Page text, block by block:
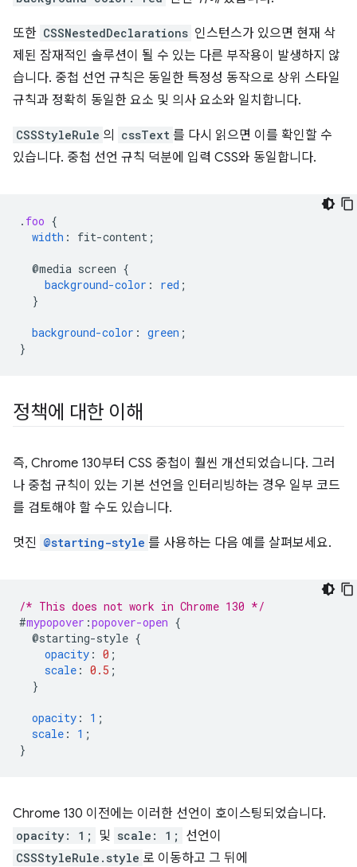
또한 CSSNestedDeclarations 인스턴스가 있으면 현재 삭
제된 잠재적인 솔루션이 될 수 있는 다른 부작용이 발생하지 않
습니다. 중첩 선언 규칙은 동일한 특정성 동작으로 상위 스타일
규칙과 정확히 동일한 요소 및 의사 요소와 일치합니다.
CSSStyleRule 의 cssText 를 다시 읽으면 이를 확인할 수
있습니다. 중첩 선언 규칙 덕분에 입력 CSS와 동일합니다.
. foo {
width : fit-content ;
@media screen {
background-color : red ;
}
background-color : green ;
}
정책에 대한 이해
즉, Chrome 130부터 CSS 중첩이 훨씬 개선되었습니다. 그러
나 중첩 규칙이 있는 기본 선언을 인터리빙하는 경우 일부 코드
를 검토해야 할 수도 있습니다.
멋진 @starting-style 를 사용하는 다음 예를 살펴보세요.
/* This does not work in Chrome 130 */
#mypopover :popover-open {
@starting-style {
opacity : 0 ;
scale : 0.5 ;
}
opacity : 1 ;
scale : 1 ;
}
Chrome 130 이전에는 이러한 선언이 호이스팅되었습니다.
opacity: 1; 및 scale: 1; 선언이
CSSStyleRule.style 로 이동하고 그 뒤에